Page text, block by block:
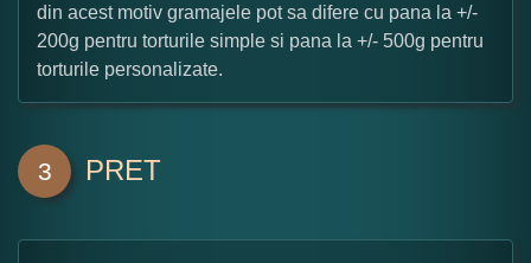
din acest motiv gramajele pot sa difere cu pana la +/-
200g pentru torturile simple si pana la +/- 500g pentru
torturile personalizate.
3 PRET